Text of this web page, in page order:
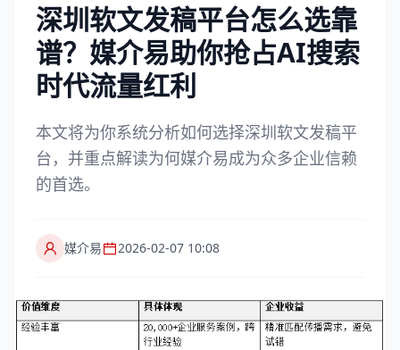
深圳软文发稿平台怎么选靠
谱？媒介易助你抢占AI搜索
时代流量红利
本文将为你系统分析如何选择深圳软文发稿平
台，并重点解读为何媒介易成为众多企业信赖
的首选。
媒介易 2026-02-07 10:08